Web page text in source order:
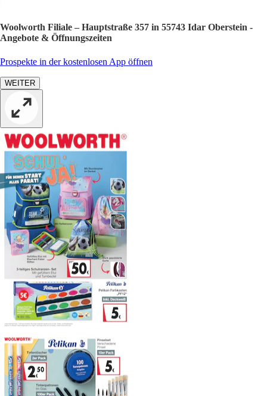
Woolworth Filiale – Hauptstraße 357 in 55743 Idar Oberstein -
Angebote & Öffnungszeiten
Prospekte in der kostenlosen App öffnen
WEITER